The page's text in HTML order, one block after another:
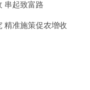
串起致富路
精准施策促农增收